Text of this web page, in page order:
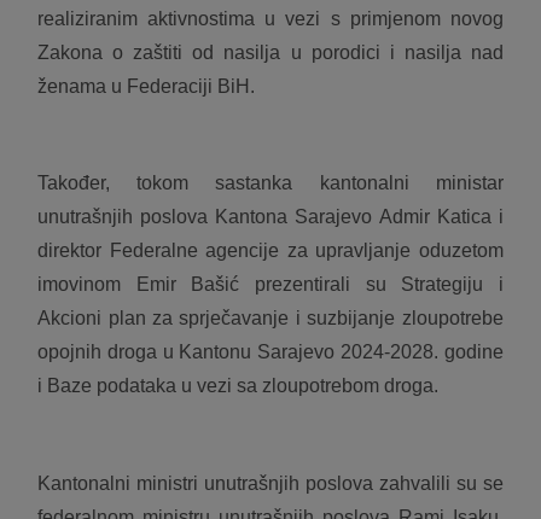
realiziranim aktivnostima u vezi s primjenom novog
Zakona o zaštiti od nasilja u porodici i nasilja nad
ženama u Federaciji BiH.
Također, tokom sastanka kantonalni ministar
unutrašnjih poslova Kantona Sarajevo Admir Katica i
direktor Federalne agencije za upravljanje oduzetom
imovinom Emir Bašić prezentirali su Strategiju i
Akcioni plan za sprječavanje i suzbijanje zloupotrebe
opojnih droga u Kantonu Sarajevo 2024-2028. godine
i Baze podataka u vezi sa zloupotrebom droga.
Kantonalni ministri unutrašnjih poslova zahvalili su se